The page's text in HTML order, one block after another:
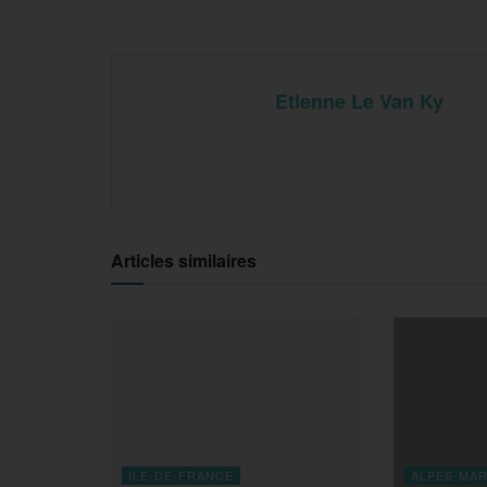
Etienne Le Van Ky
Articles similaires
ILE-DE-FRANCE ALPES-